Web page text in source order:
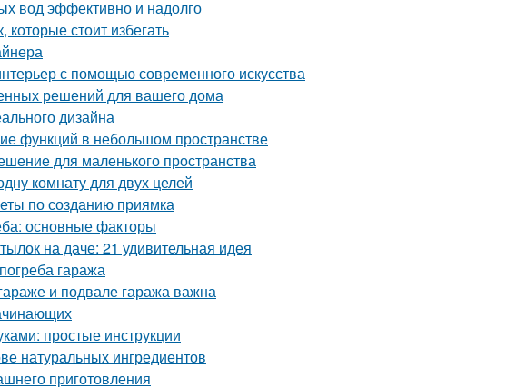
вод эффективно и надолго
стоит избегать
с помощью современного искусства
решений для вашего дома
дизайна
функций в небольшом пространстве
для маленького пространства
комнату для двух целей
по созданию приямка
основные факторы
на даче: 21 удивительная идея
гаража
и подвале гаража важна
простые инструкции
натуральных ингредиентов
приготовления